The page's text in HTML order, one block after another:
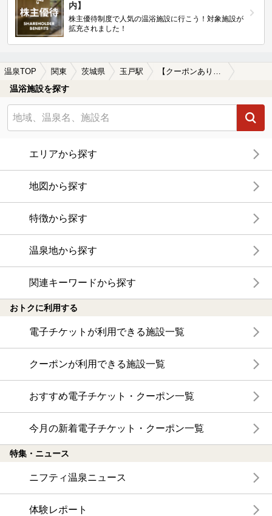
内】
株主優待制度で人気の温浴施設に行こう！対象施設が
拡充されました！
温泉TOP 関東 茨城県 玉戸駅 【クーポンあり】玉戸駅近くの温泉宿・温泉旅館・ホテルおすすめ(2026年版)
温浴施設を探す
エリアから探す
地図から探す
特徴から探す
温泉地から探す
関連キーワードから探す
おトクに利用する
電子チケットが利用できる施設一覧
クーポンが利用できる施設一覧
おすすめ電子チケット・クーポン一覧
今月の新着電子チケット・クーポン一覧
特集・ニュース
ニフティ温泉ニュース
体験レポート